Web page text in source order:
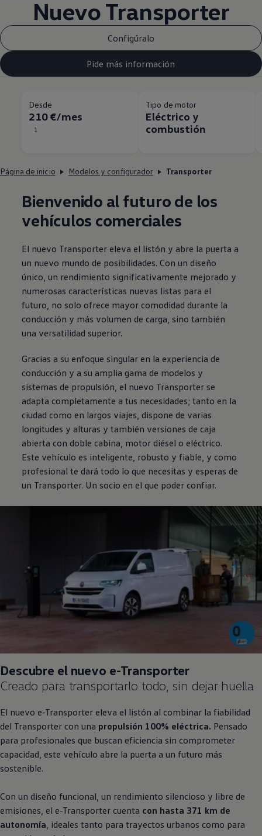
NuevoTransporter
Configúralo
Pide más información
Desde
210 €/mes
1
Tipo de motor
Eléctrico y
combustión
Página de inicio Modelos y configurador Transporter
Bienvenido al futuro de los
vehículos comerciales
El nuevo Transporter eleva el listón y abre la puerta a
un nuevo mundo de posibilidades. Con un diseño
único, un rendimiento significativamente mejorado y
numerosas características nuevas listas para el
futuro, no solo ofrece mayor comodidad durante la
conducción y más volumen de carga, sino también
una versatilidad superior.
Gracias a su enfoque singular en la experiencia de
conducción y a su amplia gama de modelos y
sistemas de propulsión, el nuevo Transporter se
adapta completamente a tus necesidades; tanto en la
ciudad como en largos viajes, dispone de varias
longitudes y alturas y también versiones de caja
abierta con doble cabina, motor diésel o eléctrico.
Este vehículo es inteligente, robusto y fiable, y como
profesional te dará todo lo que necesitas y esperas de
un Transporter. Un socio en el que poder confiar.
Descubre el nuevo e-Transporter
Creado para transportarlo todo, sin dejar huella
El nuevo e-Transporter eleva el listón al combinar la fiabilidad
del Transporter con una propulsión 100% eléctrica. Pensado
para profesionales que buscan eficiencia sin comprometer
capacidad, este vehículo abre la puerta a un futuro más
sostenible.
Con un diseño funcional, un rendimiento silencioso y libre de
emisiones, el e-Transporter cuenta con hasta 371 km de
autonomía, ideales tanto para trayectos urbanos como para